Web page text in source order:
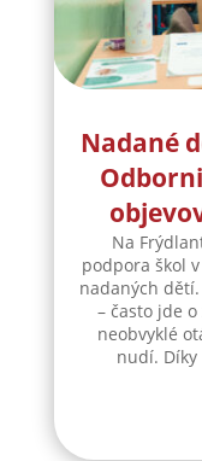
Nadané
Na
podpora škol
nadaných
– často jde
neobvyklé
nudí. Díky